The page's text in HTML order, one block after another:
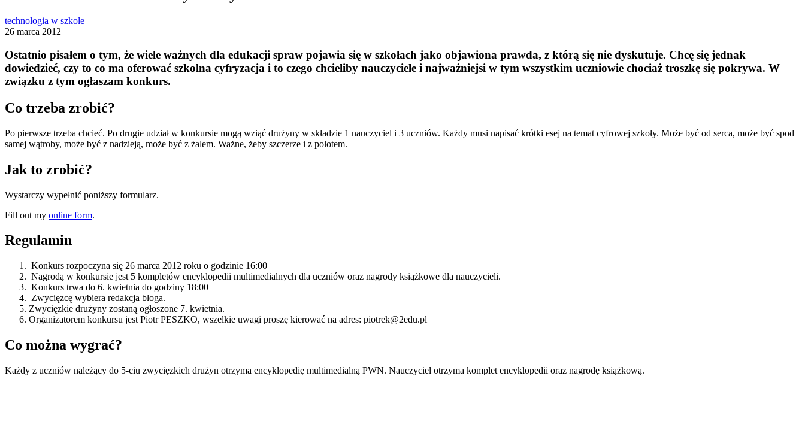
technologia w szkole
26 marca 2012
Ostatnio pisałem o tym, że wiele ważnych dla edukacji spraw pojawia się w szkołach jako objawiona prawda, z którą się nie dyskutuje. Chcę się jednak
dowiedzieć, czy to co ma oferować szkolna cyfryzacja i to czego chcieliby nauczyciele i najważniejsi w tym wszystkim uczniowie chociaż troszkę się pokrywa. W
związku z tym ogłaszam konkurs.
Co trzeba zrobić?
Po pierwsze trzeba chcieć. Po drugie udział w konkursie mogą wziąć drużyny w składzie 1 nauczyciel i 3 uczniów. Każdy musi napisać krótki esej na temat cyfrowej szkoły. Może być od serca, może być spod
samej wątroby, może być z nadzieją, może być z żalem. Ważne, żeby szczerze i z polotem.
Jak to zrobić?
Wystarczy wypełnić poniższy formularz.
Fill out my online form.
Regulamin
Konkurs rozpoczyna się 26 marca 2012 roku o godzinie 16:00
Nagrodą w konkursie jest 5 kompletów encyklopedii multimedialnych dla uczniów oraz nagrody książkowe dla nauczycieli.
Konkurs trwa do 6. kwietnia do godziny 18:00
Zwycięzcę wybiera redakcja bloga.
Zwycięzkie drużyny zostaną ogłoszone 7. kwietnia.
Organizatorem konkursu jest Piotr PESZKO, wszelkie uwagi proszę kierować na adres: piotrek@2edu.pl
Co można wygrać?
Każdy z uczniów należący do 5-ciu zwycięzkich drużyn otrzyma encyklopedię multimedialną PWN. Nauczyciel otrzyma komplet encyklopedii oraz nagrodę książkową.